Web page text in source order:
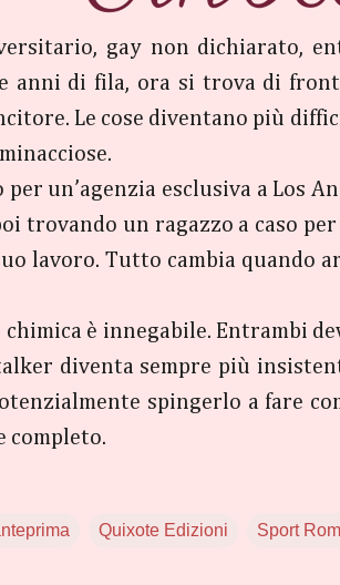
gay non dichiarato,
anni di fila, ora si trova di
Le cose diventano più
un’agenzia esclusiva a Los
trovando un ragazzo a caso
lavoro. Tutto cambia quando
è innegabile. Entrambi
diventa sempre più
spingerlo a fare
completo.
Quixote Edizioni Sport